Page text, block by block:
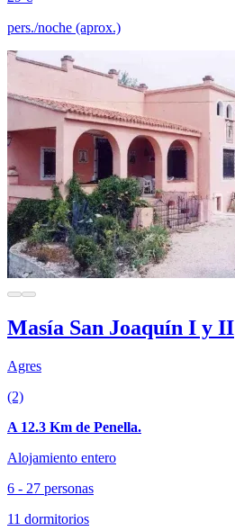
pers./noche (aprox.)
Masía San Joaquín I y II
Agres
(2)
A 12.3 Km de Penella.
Alojamiento entero
6 - 27 personas
11 dormitorios